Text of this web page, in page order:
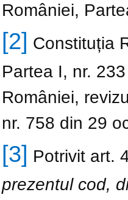
României,
[2] Constituția
Partea I, nr.
României,
nr. 758 din 29
[3] Potrivit art.
prezentul cod,